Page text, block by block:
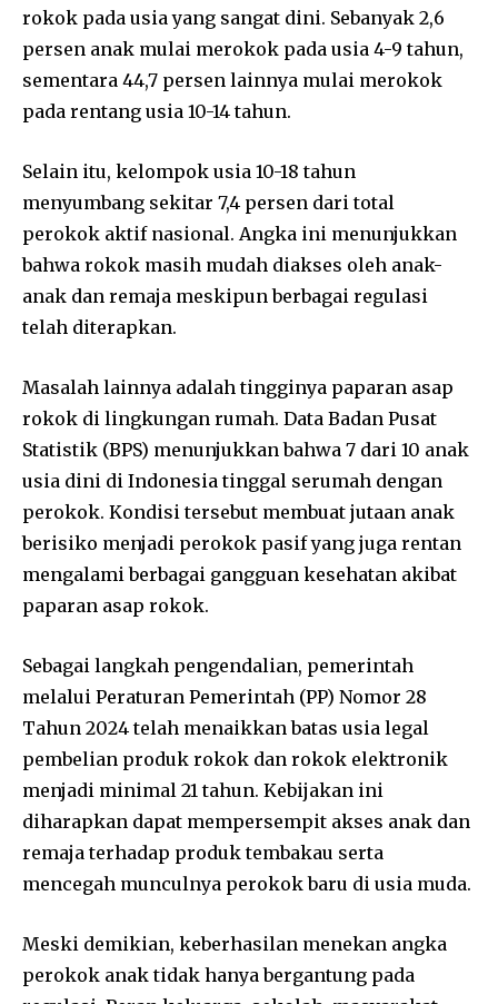
rokok pada usia yang sangat dini. Sebanyak 2,6
persen anak mulai merokok pada usia 4-9 tahun,
sementara 44,7 persen lainnya mulai merokok
pada rentang usia 10-14 tahun.
Selain itu, kelompok usia 10-18 tahun
menyumbang sekitar 7,4 persen dari total
perokok aktif nasional. Angka ini menunjukkan
bahwa rokok masih mudah diakses oleh anak-
anak dan remaja meskipun berbagai regulasi
telah diterapkan.
Masalah lainnya adalah tingginya paparan asap
rokok di lingkungan rumah. Data Badan Pusat
Statistik (BPS) menunjukkan bahwa 7 dari 10 anak
usia dini di Indonesia tinggal serumah dengan
perokok. Kondisi tersebut membuat jutaan anak
berisiko menjadi perokok pasif yang juga rentan
mengalami berbagai gangguan kesehatan akibat
paparan asap rokok.
Sebagai langkah pengendalian, pemerintah
melalui Peraturan Pemerintah (PP) Nomor 28
Tahun 2024 telah menaikkan batas usia legal
pembelian produk rokok dan rokok elektronik
menjadi minimal 21 tahun. Kebijakan ini
diharapkan dapat mempersempit akses anak dan
remaja terhadap produk tembakau serta
mencegah munculnya perokok baru di usia muda.
Meski demikian, keberhasilan menekan angka
perokok anak tidak hanya bergantung pada